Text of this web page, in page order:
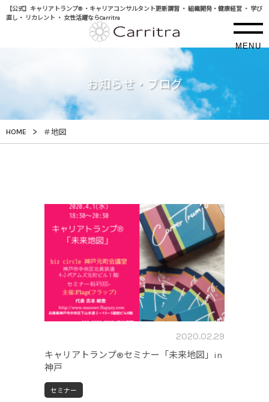
【公式】キャリアトランプ® ・キャリアコンサルタント更新講習 ・ 組織開発・健康経営 ・ 学び
直し・ リカレント ・ 女性活躍ならCarritra
MENU
お知らせ・ブログ
HOME > ＃地図
2020.02.29
キャリアトランプ®セミナー「未来地図」in
神戸
セミナー